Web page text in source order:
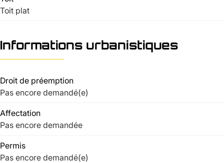
Toit plat
Informations urbanistiques
Droit de préemption
Pas encore demandé(e)
Affectation
Pas encore demandée
Permis
Pas encore demandé(e)